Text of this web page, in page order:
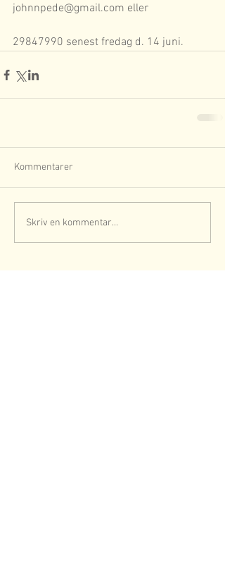
johnnpede@gmail.com eller
29847990 senest fredag d. 14 juni.
Kommentarer
Skriv en kommentar...